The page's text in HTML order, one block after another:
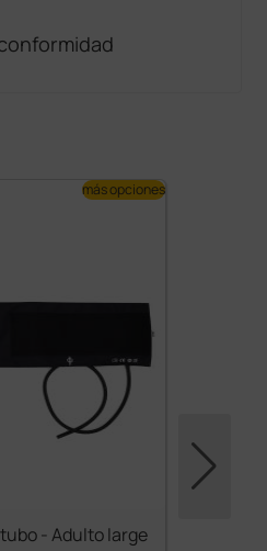
- Adulto large
más opciones